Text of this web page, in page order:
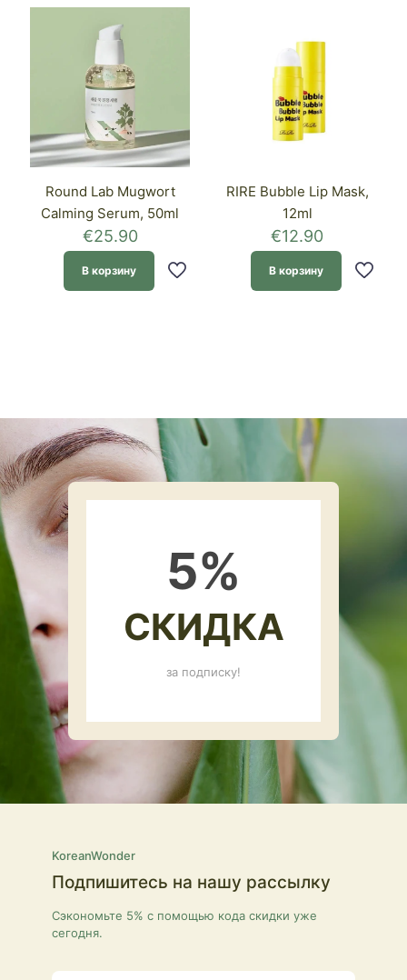
Round Lab Mugwort
Calming Serum, 50ml
€25.90
В корзину
RIRE Bubble Lip Mask,
12ml
€12.90
В корзину
5%
СКИДКА
за подписку!
KoreanWonder
Подпишитесь на нашу рассылку
Сэкономьте 5% с помощью кода скидки уже
сегодня.